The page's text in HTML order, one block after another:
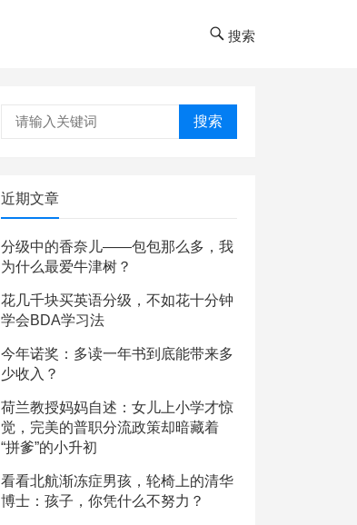
搜索
搜索
近期文章
分级中的香奈儿——包包那么多，我
为什么最爱牛津树？
花几千块买英语分级，不如花十分钟
学会BDA学习法
今年诺奖：多读一年书到底能带来多
少收入？
荷兰教授妈妈自述：女儿上小学才惊
觉，完美的普职分流政策却暗藏着
“拼爹”的小升初
看看北航渐冻症男孩，轮椅上的清华
博士：孩子，你凭什么不努力？